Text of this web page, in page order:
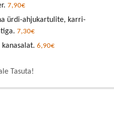
7,90€
ürdi-ahjukartulite, karri-
7,30€
6,90€
Tasuta!